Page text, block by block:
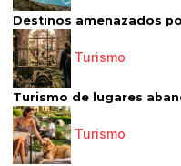
Destinos amenazados
Turismo
Turismo de lugares
Turismo